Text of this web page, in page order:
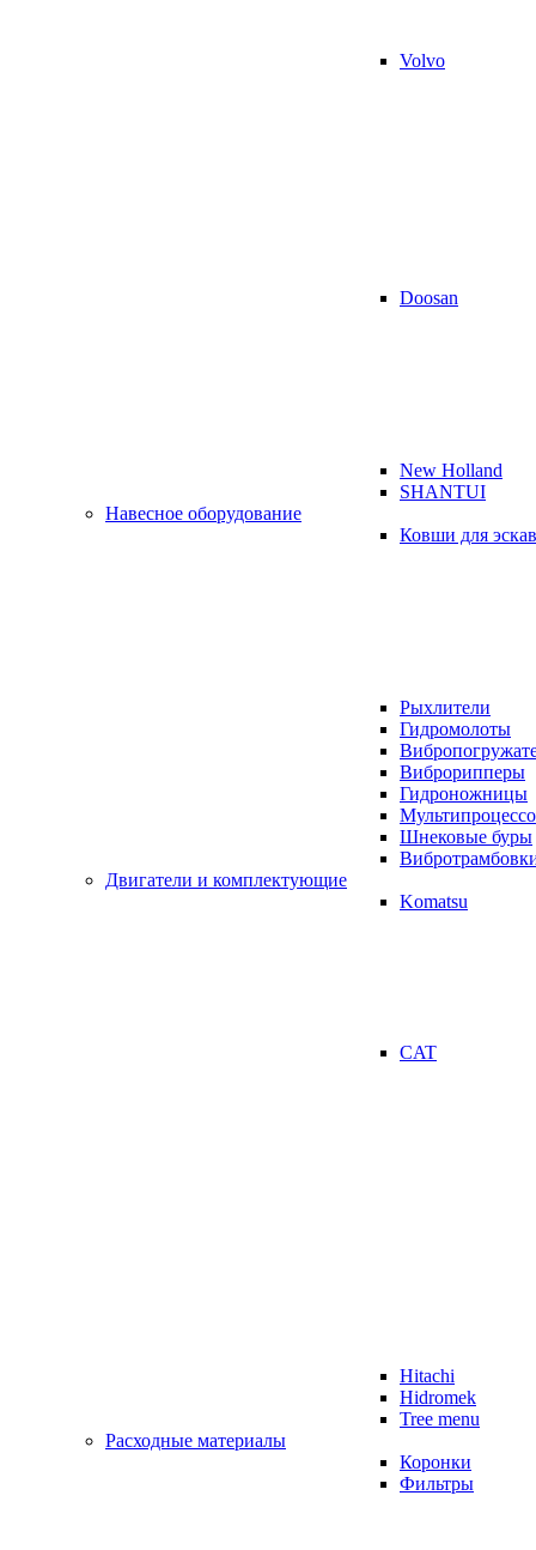
Volvo
Doosan
New Holland
SHANTUI
Навесное оборудование
Ковши для
Рыхлители
Гидромолоты
Виброрипперы
Гидроножницы
Шнековые буры
Двигатели и комплектующие
Komatsu
CAT
Hitachi
Hidromek
Tree menu
Расходные материалы
Коронки
Фильтры